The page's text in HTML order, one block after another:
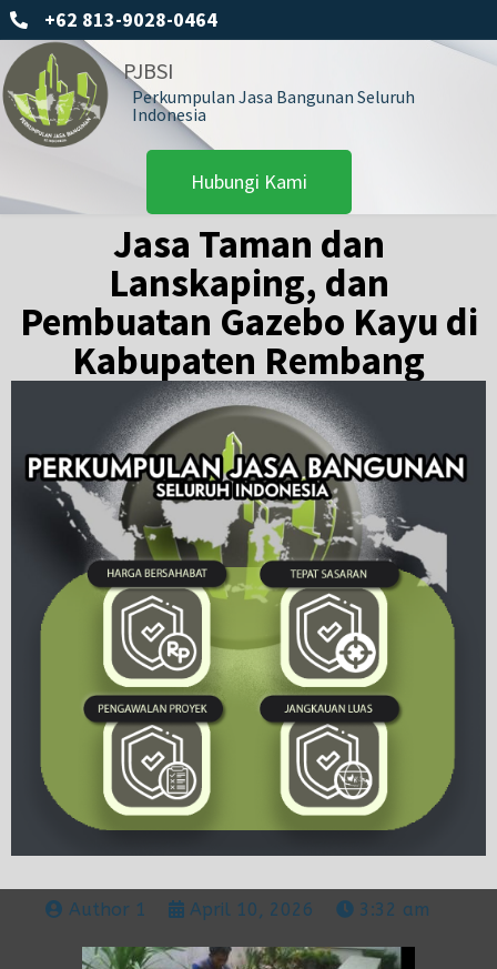
+62 813-9028-0464
PJBSI
Perkumpulan Jasa Bangunan Seluruh
Indonesia
Hubungi Kami
Jasa Taman dan
Lanskaping, dan
Pembuatan Gazebo Kayu di
Kabupaten Rembang
Author 1 April 10, 2026 3:32 am